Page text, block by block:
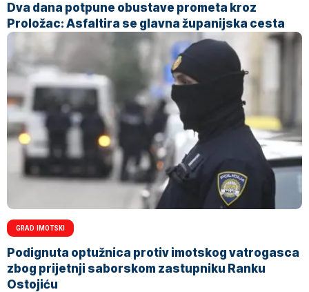
Dva dana potpune obustave prometa kroz
Proložac: Asfaltira se glavna županijska cesta
GRAD IMOTSKI
Podignuta optužnica protiv imotskog vatrogasca
zbog prijetnji saborskom zastupniku Ranku
Ostojiću